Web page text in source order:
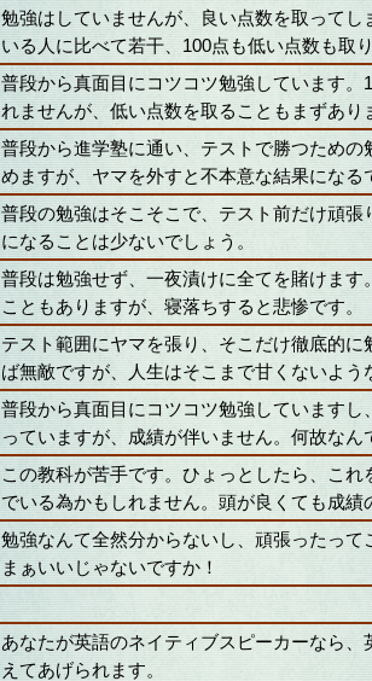
勉強はしていませんが、良い点数を取って
いる人に比べて若干、100点も低い点数も取
普段から真面目にコツコツ勉強しています。
れませんが、低い点数を取ることもまずあり
普段から進学塾に通い、テストで勝つため
めますが、ヤマを外すと不本意な結果になる
普段の勉強はそこそこで、テスト前だけ頑
になることは少ないでしょう。
普段は勉強せず、一夜漬けに全てを賭けま
こともありますが、寝落ちすると悲惨です。
テスト範囲にヤマを張り、そこだけ徹底的
ば無敵ですが、人生はそこまで甘くないよう
普段から真面目にコツコツ勉強しています
っていますが、成績が伴いません。何故なん
この教科が苦手です。ひょっとしたら、こ
でいる為かもしれません。頭が良くても成
勉強なんて全然分からないし、頑張ったっ
まぁいいじゃないですか！
あなたが英語のネイティブスピーカーなら
えてあげられます。